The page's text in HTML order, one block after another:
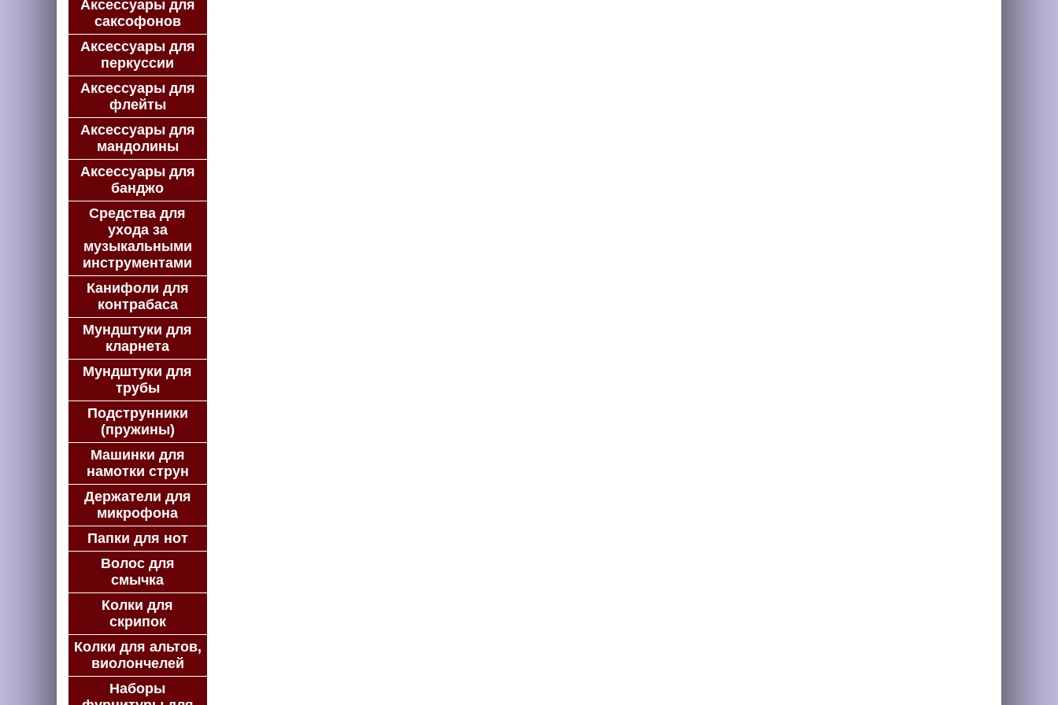
Аксессуары для
саксофонов
Аксессуары для
перкуссии
Аксессуары для
флейты
Аксессуары для
мандолины
Аксессуары для
банджо
Средства для
ухода за
музыкальными
инструментами
Канифоли для
контрабаса
Мундштуки для
кларнета
Мундштуки для
трубы
Подструнники
(пружины)
Машинки для
намотки струн
Держатели для
микрофона
Папки для нот
Волос для
смычка
Колки для
скрипок
Колки для альтов,
виолончелей
Наборы